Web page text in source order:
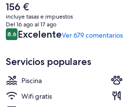
2
El
precio
actual
es
de
156 €
incluye tasas e impuestos
Del 16 ago al 17 ago
Comentarios
8,68,6 de 10
ExcelenteVer 679 comentarios
Servicios populares
Piscina
Wifi gratis